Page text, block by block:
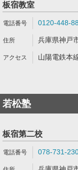
板宿教室
0120-448-
兵庫県神戸
山陽電鉄本
若松塾
板宿第二校
078-731-